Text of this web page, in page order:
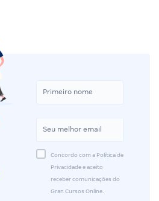
Concordo com a Política de
Privacidade e aceito
receber comunicações do
Gran Cursos Online.